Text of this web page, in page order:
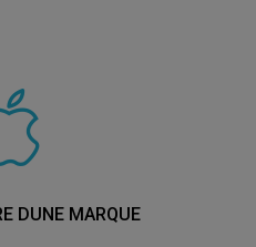
DUNE MARQUE